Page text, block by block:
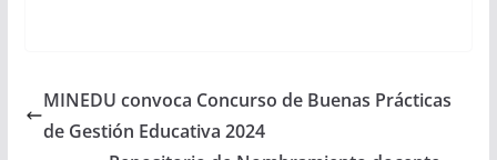
MINEDU convoca Concurso de Buenas Prácticas
de Gestión Educativa 2024